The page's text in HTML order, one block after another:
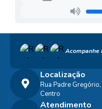
Acompanhe
Localização
Rua Padre
Centro
Atendimento